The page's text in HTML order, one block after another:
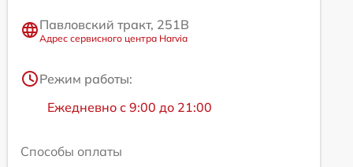
Павловский тракт, 251В
Адрес сервисного центра Harvia
Режим работы:
Ежедневно с 9:00 до 21:00
Способы оплаты